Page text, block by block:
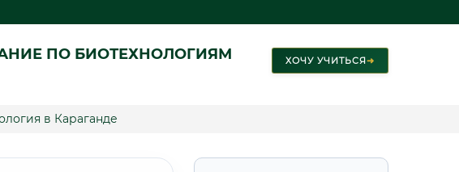
ПО БИОТЕХНОЛОГИЯМ ХОЧУ УЧИТЬСЯ➜
в Караганде